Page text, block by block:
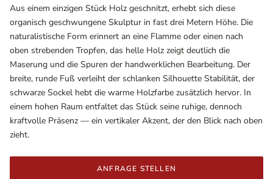
Aus einem einzigen Stück Holz geschnitzt, erhebt sich diese
organisch geschwungene Skulptur in fast drei Metern Höhe. Die
naturalistische Form erinnert an eine Flamme oder einen nach
oben strebenden Tropfen, das helle Holz zeigt deutlich die
Maserung und die Spuren der handwerklichen Bearbeitung. Der
breite, runde Fuß verleiht der schlanken Silhouette Stabilität, der
schwarze Sockel hebt die warme Holzfarbe zusätzlich hervor. In
einem hohen Raum entfaltet das Stück seine ruhige, dennoch
kraftvolle Präsenz — ein vertikaler Akzent, der den Blick nach oben
zieht.
ANFRAGE STELLEN
Wiener Straße – Werkstraße 111